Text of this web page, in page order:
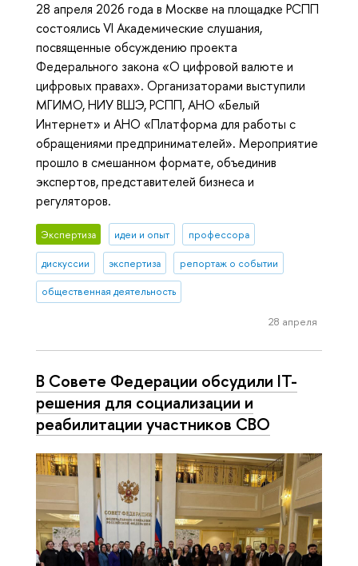
28 апреля 2026 года в Москве на площадке РСПП
состоялись VI Академические слушания,
посвященные обсуждению проекта
Федерального закона «О цифровой валюте и
цифровых правах». Организаторами выступили
МГИМО, НИУ ВШЭ, РСПП, АНО «Белый
Интернет» и АНО «Платформа для работы с
обращениями предпринимателей». Мероприятие
прошло в смешанном формате, объединив
экспертов, представителей бизнеса и
регуляторов.
Экспертиза идеи и опыт профессора
дискуссии экспертиза репортаж о событии
общественная деятельность
28 апреля
В Совете Федерации обсудили IT-
решения для социализации и
реабилитации участников СВО